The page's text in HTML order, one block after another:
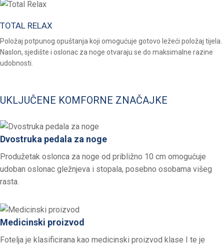
TOTAL RELAX
Položaj potpunog opuštanja koji omogućuje gotovo ležeći položaj tijela.
Naslon, sjedište i oslonac za noge otvaraju se do maksimalne razine
udobnosti.
UKLJUČENE KOMFORNE ZNAČAJKE
Dvostruka pedala za noge
Produžetak oslonca za noge od približno 10 cm omogućuje
udoban oslonac gležnjeva i stopala, posebno osobama višeg
rasta.
Medicinski proizvod
Fotelja je klasificirana kao medicinski proizvod klase I te je